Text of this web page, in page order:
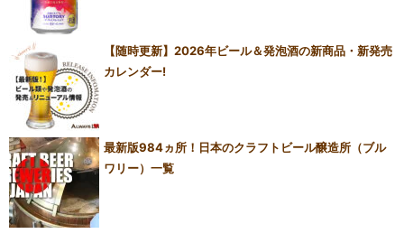
【随時更新】2026年ビール＆発泡酒の新商品・新発売
カレンダー!
最新版984ヵ所！日本のクラフトビール醸造所（ブル
ワリー）一覧